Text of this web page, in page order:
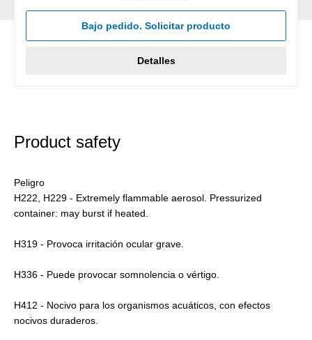
Bajo pedido. Solicitar producto
Detalles
Product safety
Peligro
H222, H229 - Extremely flammable aerosol. Pressurized
container: may burst if heated.
H319 - Provoca irritación ocular grave.
H336 - Puede provocar somnolencia o vértigo.
H412 - Nocivo para los organismos acuáticos, con efectos
nocivos duraderos.